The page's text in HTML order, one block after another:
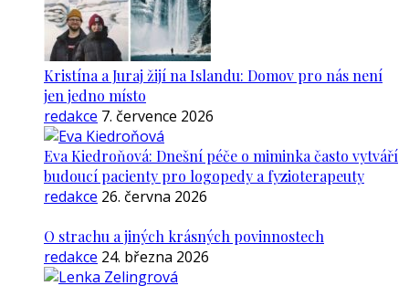
Kristína a Juraj žijí na Islandu: Domov pro nás není
jen jedno místo
redakce 7. července 2026
Eva Kiedroňová: Dnešní péče o miminka často vytváří
budoucí pacienty pro logopedy a fyzioterapeuty
redakce 26. června 2026
O strachu a jiných krásných povinnostech
redakce 24. března 2026